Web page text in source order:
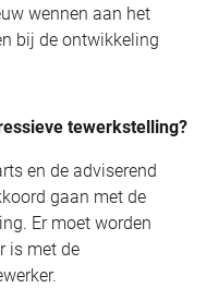
wennen aan het
bij de ontwikkeling
tewerkstelling?
en de adviserend
gaan met de
Er moet worden
is met de